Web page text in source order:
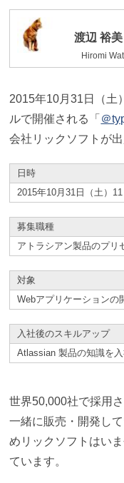
渡辺 裕美
Hiromi
2015年10月31日（土
ルで開催される「 ＠
会社リックソフトが出
日時
2015年10月31日（土）
募集職種
アトラシアン製品のプリ
対象
Webアプリケーションの
入社後のスキルアップ
Atlassian 製品の知識を
世界50,000社で採用
一緒に販売・開発し
めリックソフトはい
ています。